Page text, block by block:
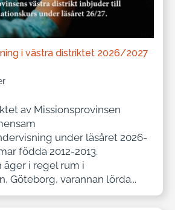
i västra distriktet 2026/2027
av Missionsprovinsen
under läsåret 2026-
födda 2012-2013.
i regel rum i
Göteborg, varannan lörda...